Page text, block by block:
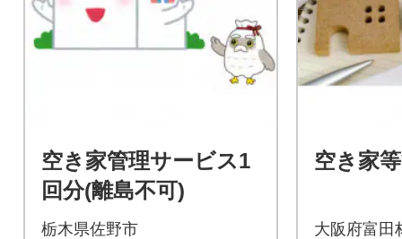
空き家管理サービス1
回分(離島不可)
栃木県佐野市
空き家
大阪府富田